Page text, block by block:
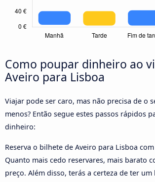
Como poupar dinheiro ao
Aveiro para Lisboa
Viajar pode ser caro, mas não precisa de o
menos? Então segue estes passos rápidos
dinheiro:
Reserva o bilhete de Aveiro para Lisboa
Quanto mais cedo reservares, mais barato
preço. Além disso, terás a certeza de ter